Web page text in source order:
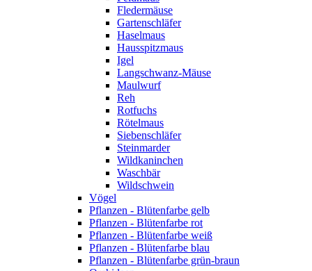
Fledermäuse
Gartenschläfer
Haselmaus
Hausspitzmaus
Igel
Langschwanz-Mäuse
Maulwurf
Reh
Rotfuchs
Rötelmaus
Siebenschläfer
Steinmarder
Wildkaninchen
Waschbär
Wildschwein
Vögel
Pflanzen - Blütenfarbe gelb
Pflanzen - Blütenfarbe rot
Pflanzen - Blütenfarbe weiß
Pflanzen - Blütenfarbe blau
Pflanzen - Blütenfarbe grün-braun